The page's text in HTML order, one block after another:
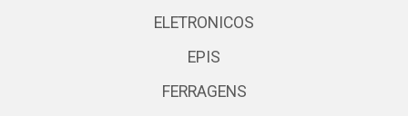
ELETRONICOS
EPIS
FERRAGENS